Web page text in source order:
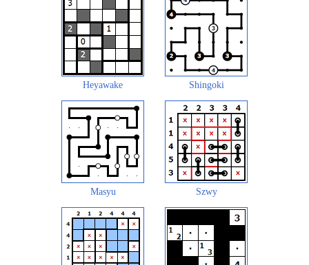
Heyawake Shingoki
Masyu Szwy